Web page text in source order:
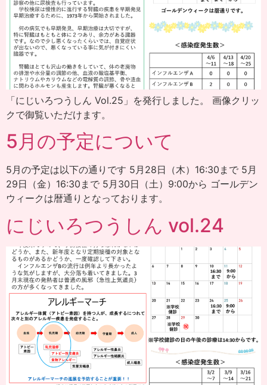
「にじいろつうしん Vol.25」を発行しました。 画像クリッ
クで御覧いただけます。
5月の予定について
5月の予定は以下の通りです 5月28日（木）16:30まで 5月
29日（金）16:30まで 5月30日（土）9:00から ゴールデン
ウィークは暦通りとなっております。
にじいろつうしん vol.24